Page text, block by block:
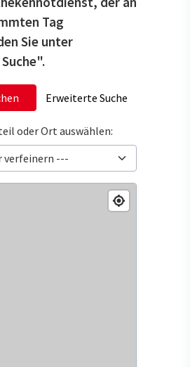
Tag
Sie unter
Erweiterte Suche
oder Ort auswählen: